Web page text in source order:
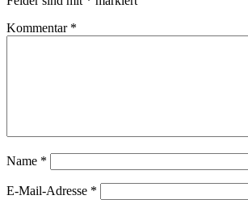
Kommentar *
Name *
E-Mail-Adresse *